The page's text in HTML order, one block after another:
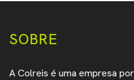
SOBRE
A Colreis é uma empresa